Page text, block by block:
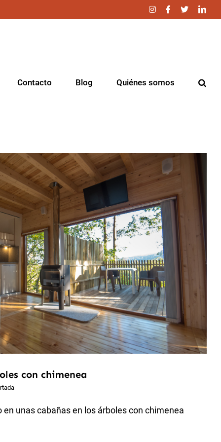
InstagramFacebook
Twitter
Contacto Blog Quiénes somos
con chimenea
unas cabañas en los árboles con chimenea